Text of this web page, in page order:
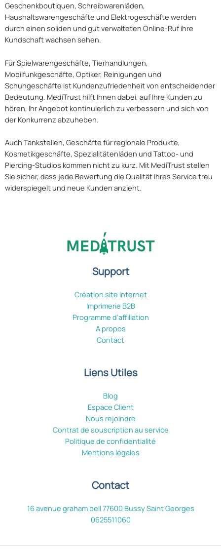
Geschenkboutiquen, Schreibwarenläden,
Haushaltswarengeschäfte und Elektrogeschäfte werden
durch einen soliden und gut verwalteten Online-Ruf ihre
Kundschaft wachsen sehen.
Für Spielwarengeschäfte, Tierhandlungen,
Mobilfunkgeschäfte, Optiker, Reinigungen und
Schuhgeschäfte ist Kundenzufriedenheit von entscheidender
Bedeutung. MediTrust hilft Ihnen dabei, auf Ihre Kunden zu
hören, Ihr Angebot kontinuierlich zu verbessern und sich von
der Konkurrenz abzuheben.
Auch Tankstellen, Geschäfte für regionale Produkte,
Kosmetikgeschäfte, Spezialitätenläden und Tattoo- und
Piercing-Studios kommen nicht zu kurz. Mit MediTrust stellen
Sie sicher, dass jede Bewertung die Qualität Ihres Service treu
widerspiegelt und neue Kunden anzieht.
Support
Création site internet
Imprimerie B2B
Programme d’affiliation
A propos
Contact
Liens Utiles
Blog
Espace Client
Nous rejoindre
Contrat de souscription au service
Politique de confidentialité
Mentions légales
Contact
16 avenue graham bell 77600 Bussy Saint Georges
0625511060